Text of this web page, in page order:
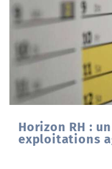
Horizon RH :
exploitations